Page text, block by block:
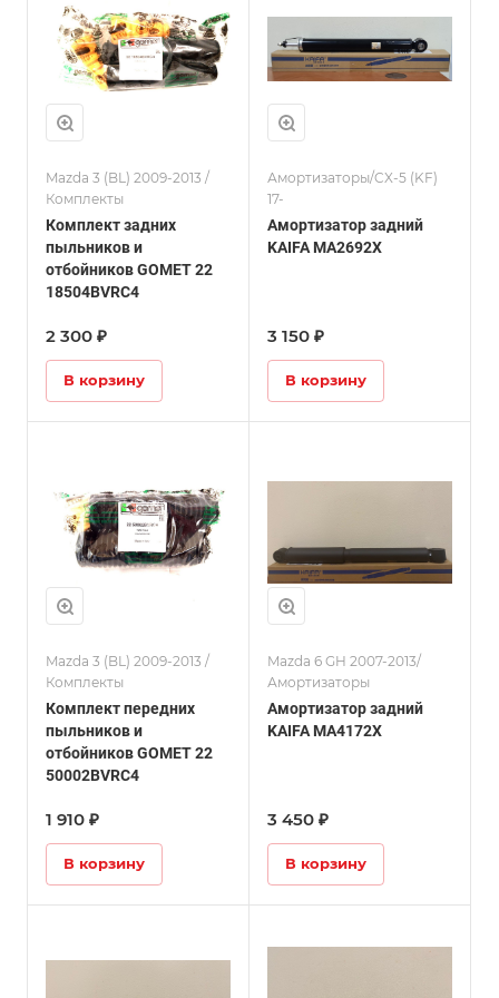
Mazda 3 (BL) 2009-2013 /
Комплекты
Комплект задних
пыльников и
отбойников GOMET 22
18504BVRC4
2 300 ₽
В корзину
Амортизаторы/CX-5 (KF)
17-
Амортизатор задний
KAIFA MA2692X
3 150 ₽
В корзину
Mazda 3 (BL) 2009-2013 /
Комплекты
Комплект передних
пыльников и
отбойников GOMET 22
50002BVRC4
1 910 ₽
В корзину
Mazda 6 GH 2007-2013/
Амортизаторы
Амортизатор задний
KAIFA MA4172X
3 450 ₽
В корзину